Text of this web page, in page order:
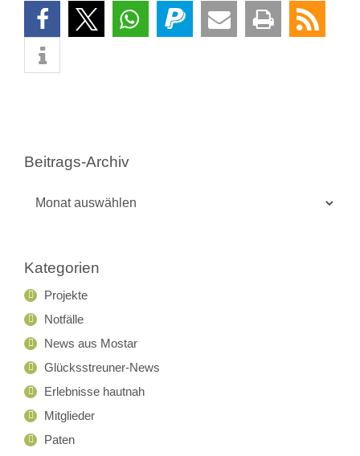
Beitrags-Archiv
Kategorien
Projekte
Notfälle
News aus Mostar
Glücksstreuner-News
Erlebnisse hautnah
Mitglieder
Paten